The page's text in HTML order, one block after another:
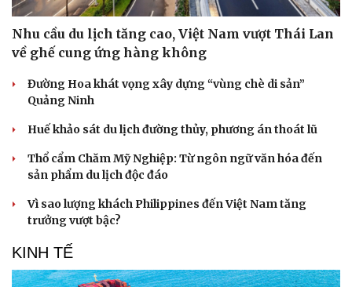
Văn hóa
Sân khấu - Điện ảnh
Nghệ sĩ
Nhu cầu du lịch tăng cao, Việt Nam vượt Thái Lan
về ghế cung ứng hàng không
Đường Hoa khát vọng xây dựng “vùng chè di sản”
Quảng Ninh
Huế khảo sát du lịch đường thủy, phương án thoát lũ
Thổ cẩm Chăm Mỹ Nghiệp: Từ ngôn ngữ văn hóa đến
sản phẩm du lịch độc đáo
Vì sao lượng khách Philippines đến Việt Nam tăng
trưởng vượt bậc?
KINH TẾ